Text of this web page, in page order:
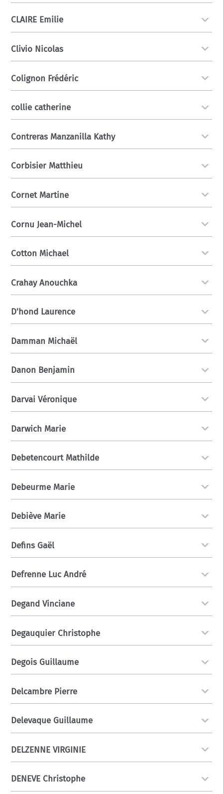
CLAIRE Emilie
Clivio Nicolas
Colignon Frédéric
collie catherine
Contreras Manzanilla Kathy
Corbisier Matthieu
Cornet Martine
Cornu Jean-Michel
Cotton Michael
Crahay Anouchka
D'hond Laurence
Damman Michaël
Danon Benjamin
Darvai Véronique
Darwich Marie
Debetencourt Mathilde
Debeurme Marie
Debiève Marie
Defins Gaël
Defrenne Luc André
Degand Vinciane
Degauquier Christophe
Degois Guillaume
Delcambre Pierre
Delevaque Guillaume
DELZENNE VIRGINIE
DENEVE Christophe